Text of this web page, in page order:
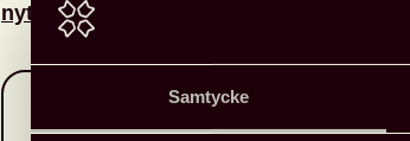
Samtycke
nytt fönster!
Om konferensen